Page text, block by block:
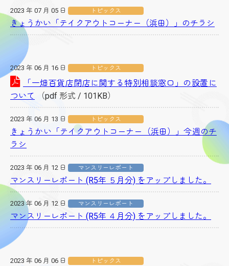
2023 年 07 月 05 日 トピックス
きょうかい「テイクアウトコーナー（浜田）」のチラシ
2023 年 06 月 16 日 トピックス
「一畑百貨店閉店に関する特別相談窓口」の設置に
ついて （pdf 形式 / 101KB）
2023 年 06 月 13 日 トピックス
きょうかい「テイクアウトコーナー（浜田）」今週のチ
ラシ
2023 年 06 月 12 日 マンスリーレポート
マンスリーレポート (R5年 ５月分) をアップしました。
2023 年 06 月 12 日 マンスリーレポート
マンスリーレポート (R5年 ４月分) をアップしました。
2023 年 06 月 06 日 トピックス